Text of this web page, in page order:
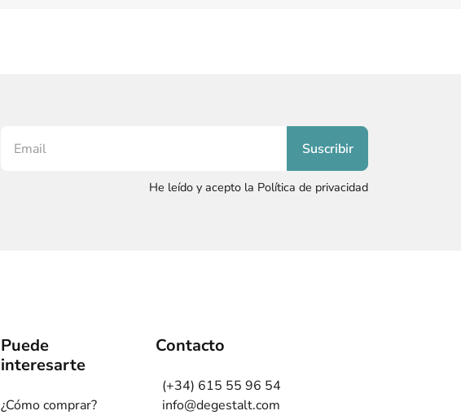
He leído y acepto la Política de privacidad
Puede
interesarte
¿Cómo comprar?
Contacto
(+34) 615 55 96 54
info@degestalt.com